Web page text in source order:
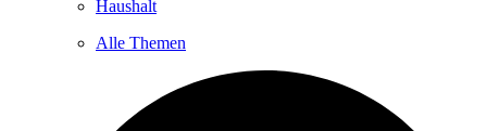
Haushalt
Alle Themen